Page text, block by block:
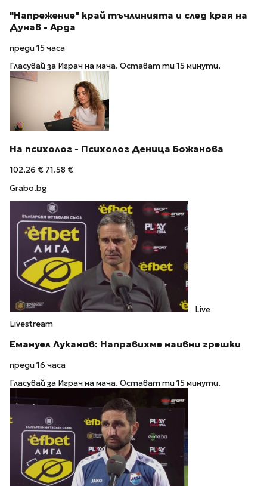
"Напрежение" край тъчлинията и след края на
Дунав - Арда
преди 15 часа
Гласувай за Играч на мача. Остават ти 15 минути.
На психолог - Психолог Деница Божанова
102.26 € 71.58 €
Grabo.bg
Live
Livestream
Емануел Луканов: Направихме наивни грешки
преди 16 часа
Гласувай за Играч на мача. Остават ти 15 минути.